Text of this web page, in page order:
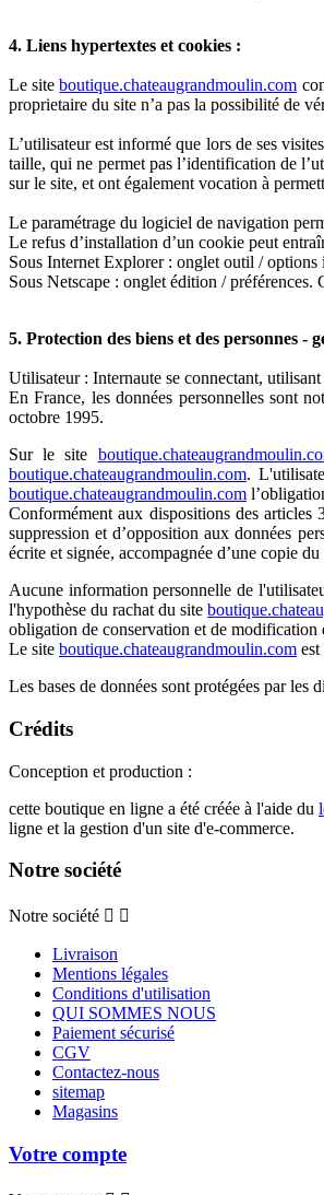
4. Liens hypertextes et cookies :
Le siteboutique.chateaugrandmoulin.com
proprietaire du site n’a pas la possibilité de
L’utilisateur est informé que lors de ses
taille, qui ne permet pas l’identification de
sur le site, et ont également vocation à
Le paramétrage du logiciel de navigation
Le refus d’installation d’un cookie peut
Sous Internet Explorer : onglet outil /
Sous Netscape : onglet édition /
5. Protection des biens et des personnes -
Utilisateur : Internaute se connectant, utilisant
En France, les données personnelles sont
octobre 1995.
Sur le site
boutique.chateaugrandmoulin.com.
boutique.chateaugrandmoulin.com
Conformément aux dispositions des
suppression et d’opposition aux données
écrite et signée, accompagnée d’une copie
Aucune information personnelle de
l'hypothèse du rachat du site
obligation de conservation et de modification
Le site boutique.chateaugrandmoulin.com
Les bases de données sont protégées par
Crédits
Conception et production :
cette boutique en ligne a été créée à l'aide du
ligne et la gestion d'un site d'e-commerce.
Notre société
Notre société  
Livraison
Mentions légales
Conditions d'utilisation
QUI SOMMES NOUS
Paiement sécurisé
CGV
Contactez-nous
sitemap
Magasins
Votre compte